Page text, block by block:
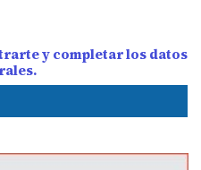
y completar los datos